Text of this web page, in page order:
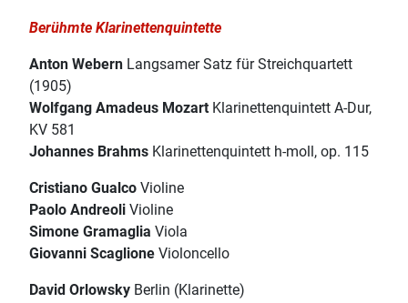
Berühmte Klarinettenquintette
Anton Webern Langsamer Satz für Streichquartett
(1905)
Wolfgang Amadeus Mozart Klarinettenquintett A-Dur,
KV 581
Johannes Brahms Klarinettenquintett h-moll, op. 115
Cristiano Gualco Violine
Paolo Andreoli Violine
Simone Gramaglia Viola
Giovanni Scaglione Violoncello
David Orlowsky Berlin (Klarinette)